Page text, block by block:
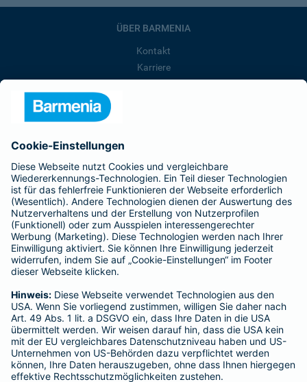
ÜBER BARMENIA
Kontakt
Karriere
Barmenia ist Teil der BarmeniaGothaer
BELIEBTE SEITEN
Kranken-Zusatzversicherung
Tierversicherungen
Haftpflichtversicherung
Hausratversicherung
Adresse ändern
Schaden melden
Kilometerstandsmeldung
Serviceübersicht